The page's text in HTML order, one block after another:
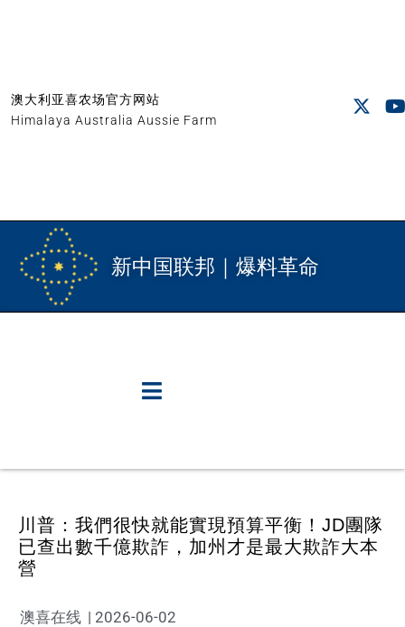
澳大利亚喜农场官方网站
Himalaya Australia Aussie Farm
新中国联邦｜爆料革命
川普：我們很快就能實現預算平衡！JD團隊
已查出數千億欺詐，加州才是最大欺詐大本
營
澳喜在线 | 2026-06-02